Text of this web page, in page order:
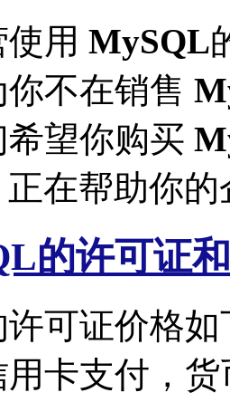
用 MySQL
不在销售
望你购买
正在帮助你的
的许可证
可证价格
卡支付，